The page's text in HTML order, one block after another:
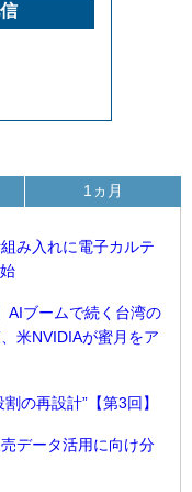
み入れに電子カルテ
AIブームで続く台湾の
米NVIDIAが蜜月をア
の再設計”【第3回】
データ活用に向け分
1ヵ月